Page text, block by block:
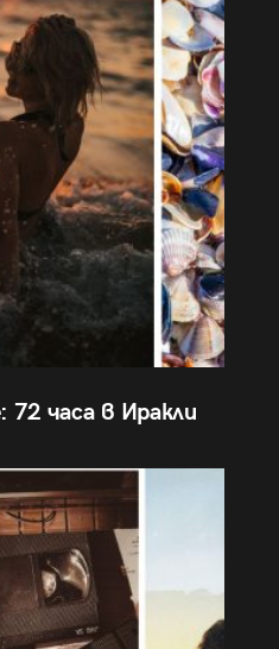
72 часа в Иракли